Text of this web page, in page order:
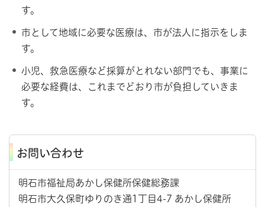
す。
市として地域に必要な医療は、市が法人に指示をしま
す。
小児、救急医療など採算がとれない部門でも、事業に
必要な経費は、これまでどおり市が負担していきま
す。
お問い合わせ
明石市福祉局あかし保健所保健総務課
明石市大久保町ゆりのき通1丁目4-7 あかし保健所